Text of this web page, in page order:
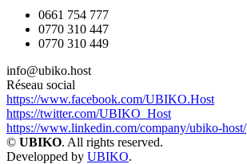
0661 754 777
0770 310 447
0770 310 449
info@ubiko.host
Réseau social
https://www.facebook.com/UBIKO.Host
https://twitter.com/UBIKO_Host
https://www.linkedin.com/company/ubiko-host/
© UBIKO. All rights reserved.
Developped by UBIKO.